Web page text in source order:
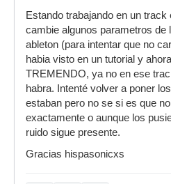
Estando trabajando en un
cambie algunos parametros de
ableton (para intentar que no
habia visto en un tutorial y
TREMENDO, ya no en ese
habra. Intenté volver a poner
estaban pero no se si es que
exactamente o aunque los
ruido sigue presente.
Gracias hispasonicxs